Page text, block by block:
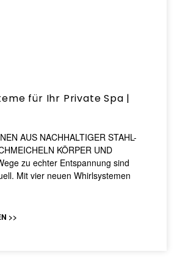
für Ihr Private Spa |
AUS NACHHALTIGER STAHL-
KÖRPER UND
zu echter Entspannung sind
Mit vier neuen Whirlsystemen
>>